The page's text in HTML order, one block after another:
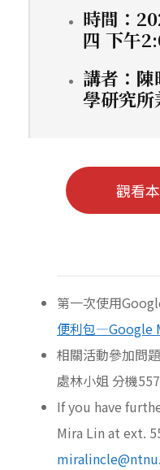
時間：
四 下午
講者：
學研究
觀看本
第一次使用
便利包—Google
相關活動參加問
處林小姐 分機
If you have
Mira Lin at ext.